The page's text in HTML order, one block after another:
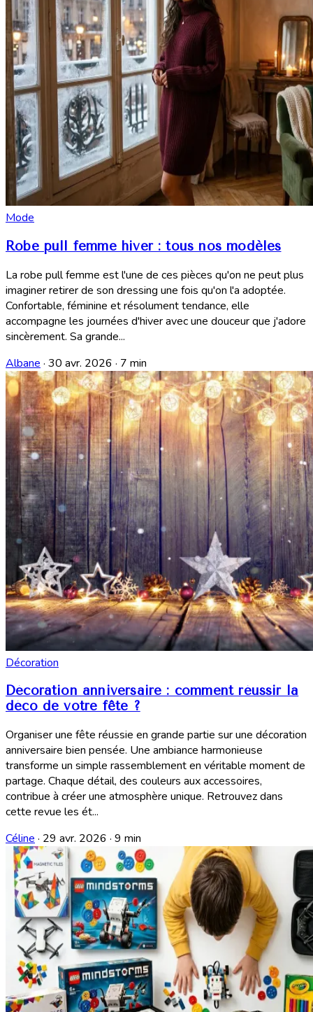
Mode
Robe pull femme hiver : tous nos modèles
La robe pull femme est l'une de ces pièces qu'on ne peut plus
imaginer retirer de son dressing une fois qu'on l'a adoptée.
Confortable, féminine et résolument tendance, elle
accompagne les journées d'hiver avec une douceur que j'adore
sincèrement. Sa grande...
Albane · 30 avr. 2026 · 7 min
Décoration
Décoration anniversaire : comment réussir la
déco de votre fête ?
Organiser une fête réussie en grande partie sur une décoration
anniversaire bien pensée. Une ambiance harmonieuse
transforme un simple rassemblement en véritable moment de
partage. Chaque détail, des couleurs aux accessoires,
contribue à créer une atmosphère unique. Retrouvez dans
cette revue les ét...
Céline · 29 avr. 2026 · 9 min